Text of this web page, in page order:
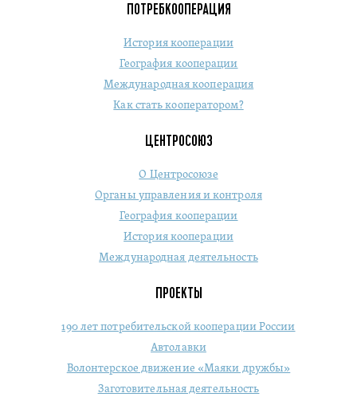
ПОТРЕБКООПЕРАЦИЯ
История кооперации
География кооперации
Международная кооперация
Как стать кооператором?
ЦЕНТРОСОЮЗ
О Центросоюзе
Органы управления и контроля
География кооперации
История кооперации
Международная деятельность
ПРОЕКТЫ
190 лет потребительской кооперации России
Автолавки
Волонтерское движение «Маяки дружбы»
Заготовительная деятельность